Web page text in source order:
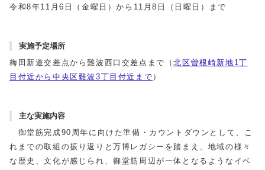
令和8年11月6日（金曜日）から11月8日（日曜日）まで
実施予定場所
梅田新道交差点から難波西口交差点まで（北区曽根崎新地1丁
目付近から中央区難波3丁目付近まで ）
主な実施内容
御堂筋完成90周年に向けた準備・カウントダウンとして、こ
れまでの取組の振り返りと万博レガシーを踏まえ、地域の様々
な歴史、文化が感じられ、御堂筋周辺が一体となるようなイベ